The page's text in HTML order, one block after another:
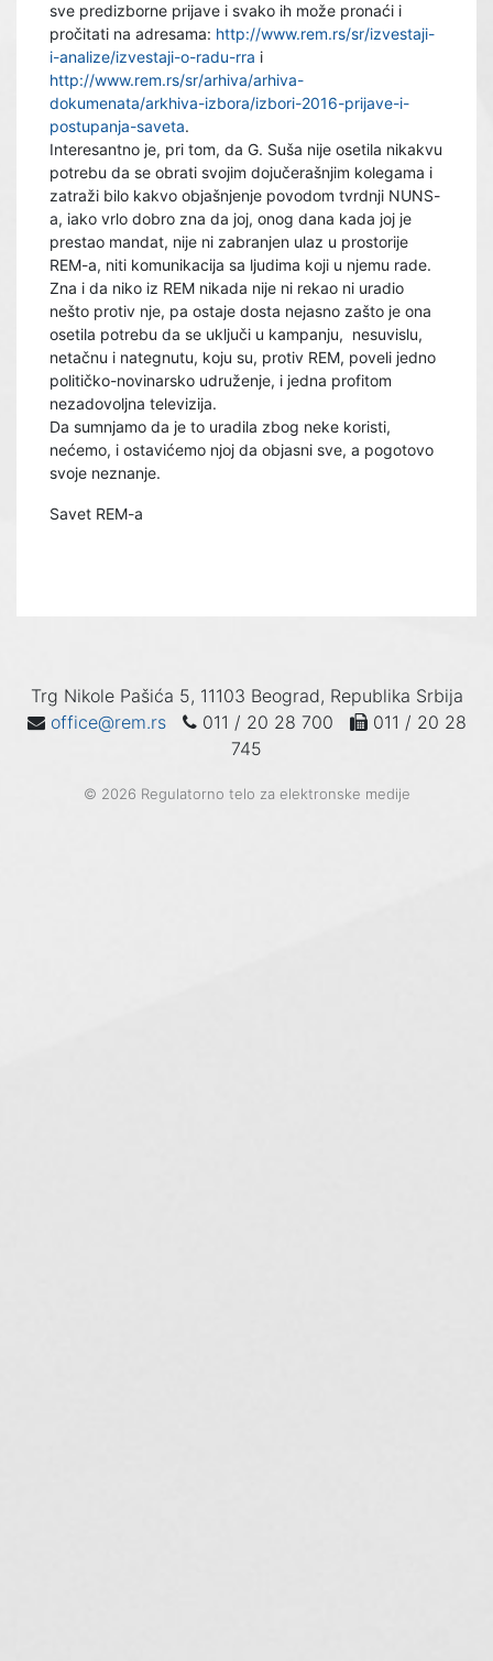
sve predizborne prijave i svako ih može pronaći i
pročitati na adresama: http://www.rem.rs/sr/izvestaji-
i-analize/izvestaji-o-radu-rra i
http://www.rem.rs/sr/arhiva/arhiva-
dokumenata/arkhiva-izbora/izbori-2016-prijave-i-
postupanja-saveta.
Interesantno je, pri tom, da G. Suša nije osetila nikakvu
potrebu da se obrati svojim dojučerašnjim kolegama i
zatraži bilo kakvo objašnjenje povodom tvrdnji NUNS-
a, iako vrlo dobro zna da joj, onog dana kada joj je
prestao mandat, nije ni zabranjen ulaz u prostorije
REM-a, niti komunikacija sa ljudima koji u njemu rade.
Zna i da niko iz REM nikada nije ni rekao ni uradio
nešto protiv nje, pa ostaje dosta nejasno zašto je ona
osetila potrebu da se uključi u kampanju, nesuvislu,
netačnu i nategnutu, koju su, protiv REM, poveli jedno
političko-novinarsko udruženje, i jedna profitom
nezadovoljna televizija.
Da sumnjamo da je to uradila zbog neke koristi,
nećemo, i ostavićemo njoj da objasni sve, a pogotovo
svoje neznanje.
Savet REM-a
Trg Nikole Pašića 5, 11103 Beograd, Republika Srbija
office@rem.rs
011 / 20 28 700
011 / 20 28
745
© 2026 Regulatorno telo za elektronske medije